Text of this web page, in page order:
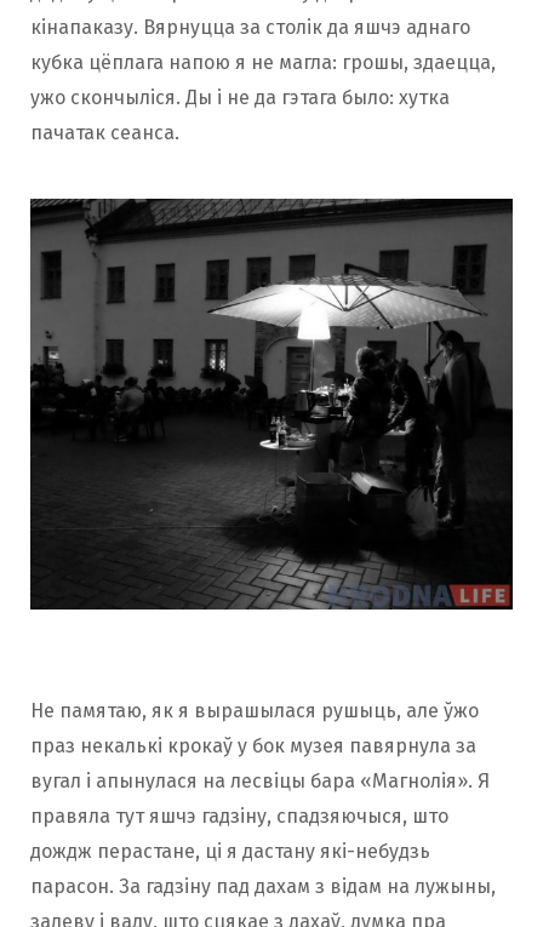
кінапаказу. Вярнуцца за столік да яшчэ аднаго
кубка цёплага напою я не магла: грошы, здаецца,
ужо скончыліся. Ды і не да гэтага было: хутка
пачатак сеанса.
Не памятаю, як я вырашылася рушыць, але ўжо
праз некалькі крокаў у бок музея павярнула за
вугал і апынулася на лесвіцы бара «Магнолія». Я
правяла тут яшчэ гадзіну, спадзяючыся, што
дождж перастане, ці я дастану які-небудзь
парасон. За гадзіну пад дахам з відам на лужыны,
залеву і ваду, што сцякае з дахаў, думка пра